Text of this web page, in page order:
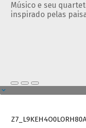
Músico e seu
inspirado pelas